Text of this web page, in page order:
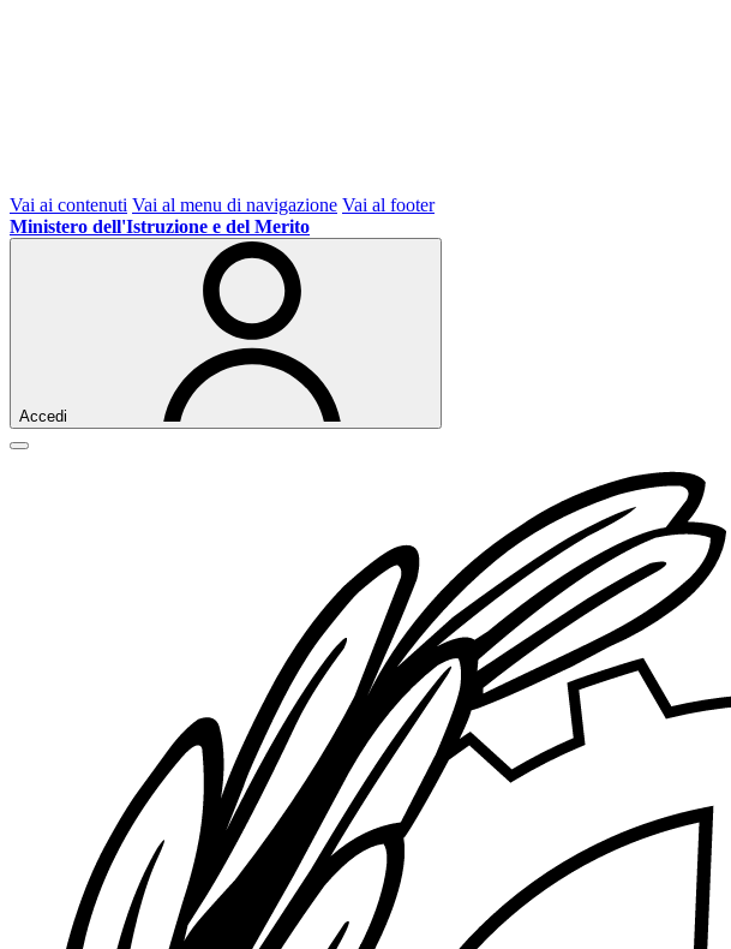
Vai ai contenuti Vai al menu di navigazione Vai al footer
Ministero dell'Istruzione e del Merito
Accedi